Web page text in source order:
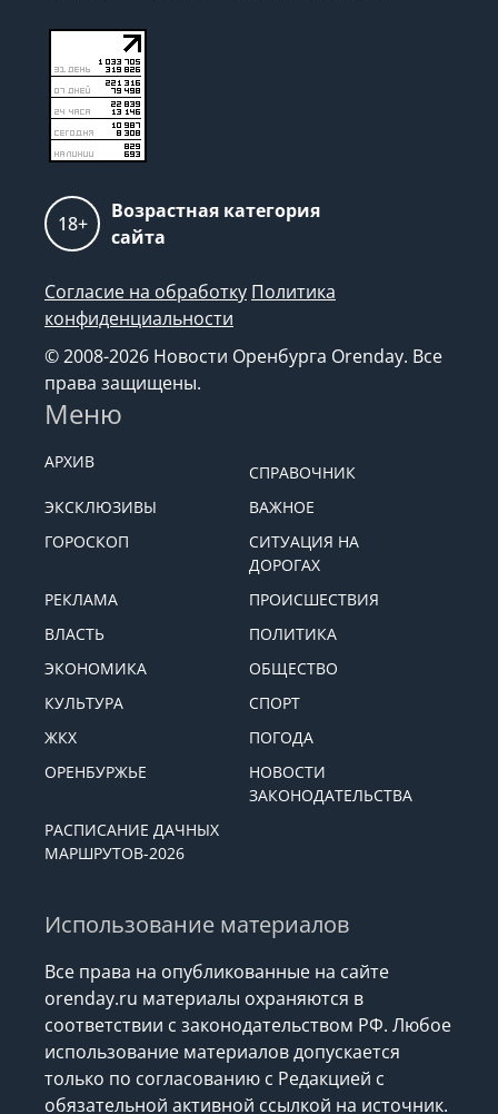
18+
Возрастная категория
сайта
Согласие на обработку Политика
конфиденциальности
© 2008-2026 Новости Оренбурга Orenday. Все
права защищены.
Меню
АРХИВ
СПРАВОЧНИК
ЭКСКЛЮЗИВЫ
ВАЖНОЕ
ГОРОСКОП
СИТУАЦИЯ НА
ДОРОГАХ
РЕКЛАМА
ПРОИСШЕСТВИЯ
ВЛАСТЬ
ПОЛИТИКА
ЭКОНОМИКА
ОБЩЕСТВО
КУЛЬТУРА
СПОРТ
ЖКХ
ПОГОДА
ОРЕНБУРЖЬЕ
НОВОСТИ
ЗАКОНОДАТЕЛЬСТВА
РАСПИСАНИЕ ДАЧНЫХ
МАРШРУТОВ-2026
Использование материалов
Все права на опубликованные на сайте
orenday.ru материалы охраняются в
соответствии с законодательством РФ. Любое
использование материалов допускается
только по согласованию с Редакцией с
обязательной активной ссылкой на источник.